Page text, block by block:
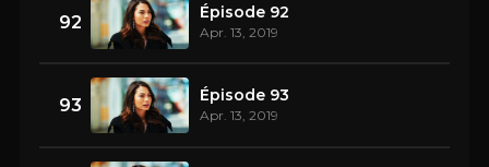
92 Épisode 92
Apr. 13, 2019
93 Épisode 93
Apr. 13, 2019